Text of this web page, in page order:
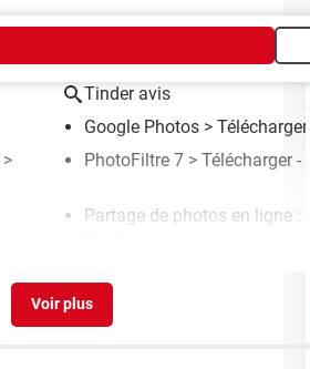
Tinder avis
Google Photos >
>
PhotoFiltre 7 > Télécharger -
Partage de photos en ligne :